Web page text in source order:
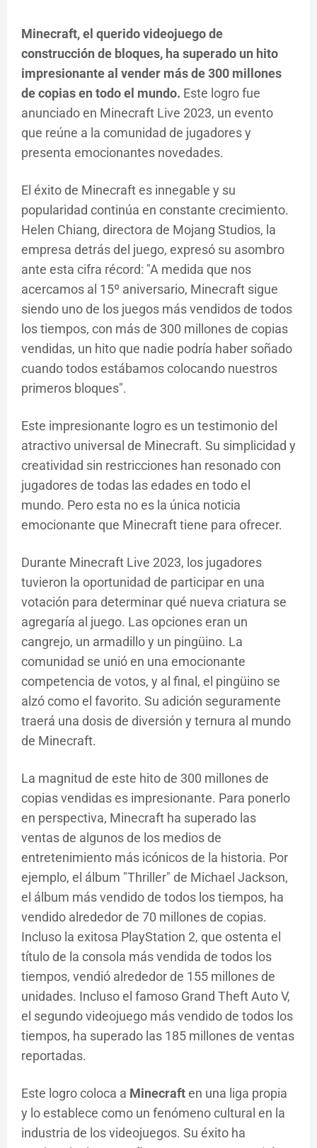
Minecraft, el querido videojuego de
construcción de bloques, ha superado un hito
impresionante al vender más de 300 millones
de copias en todo el mundo. Este logro fue
anunciado en Minecraft Live 2023, un evento
que reúne a la comunidad de jugadores y
presenta emocionantes novedades.
El éxito de Minecraft es innegable y su
popularidad continúa en constante crecimiento.
Helen Chiang, directora de Mojang Studios, la
empresa detrás del juego, expresó su asombro
ante esta cifra récord: "A medida que nos
acercamos al 15º aniversario, Minecraft sigue
siendo uno de los juegos más vendidos de todos
los tiempos, con más de 300 millones de copias
vendidas, un hito que nadie podría haber soñado
cuando todos estábamos colocando nuestros
primeros bloques".
Este impresionante logro es un testimonio del
atractivo universal de Minecraft. Su simplicidad y
creatividad sin restricciones han resonado con
jugadores de todas las edades en todo el
mundo. Pero esta no es la única noticia
emocionante que Minecraft tiene para ofrecer.
Durante Minecraft Live 2023, los jugadores
tuvieron la oportunidad de participar en una
votación para determinar qué nueva criatura se
agregaría al juego. Las opciones eran un
cangrejo, un armadillo y un pingüino. La
comunidad se unió en una emocionante
competencia de votos, y al final, el pingüino se
alzó como el favorito. Su adición seguramente
traerá una dosis de diversión y ternura al mundo
de Minecraft.
La magnitud de este hito de 300 millones de
copias vendidas es impresionante. Para ponerlo
en perspectiva, Minecraft ha superado las
ventas de algunos de los medios de
entretenimiento más icónicos de la historia. Por
ejemplo, el álbum "Thriller" de Michael Jackson,
el álbum más vendido de todos los tiempos, ha
vendido alrededor de 70 millones de copias.
Incluso la exitosa PlayStation 2, que ostenta el
título de la consola más vendida de todos los
tiempos, vendió alrededor de 155 millones de
unidades. Incluso el famoso Grand Theft Auto V,
el segundo videojuego más vendido de todos los
tiempos, ha superado las 185 millones de ventas
reportadas.
Este logro coloca a Minecraften una liga propia
y lo establece como un fenómeno cultural en la
industria de los videojuegos. Su éxito ha